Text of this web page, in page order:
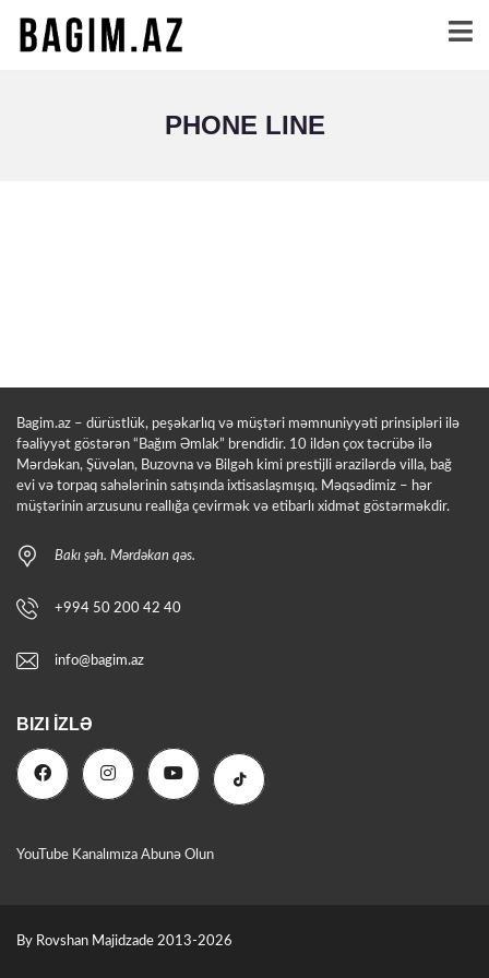
PHONE LINE
Bagim.az – dürüstlük, peşəkarlıq və müştəri məmnuniyyəti prinsipləri ilə
fəaliyyət göstərən “Bağım Əmlak” brendidir. 10 ildən çox təcrübə ilə
Mərdəkan, Şüvəlan, Buzovna və Bilgəh kimi prestijli ərazilərdə villa, bağ
evi və torpaq sahələrinin satışında ixtisaslaşmışıq. Məqsədimiz – hər
müştərinin arzusunu reallığa çevirmək və etibarlı xidmət göstərməkdir.
Bakı şəh. Mərdəkan qəs.
+994 50 200 42 40
info@bagim.az
BIZI İZLƏ
YouTube Kanalımıza Abunə Olun
By Rovshan Majidzade 2013-2026